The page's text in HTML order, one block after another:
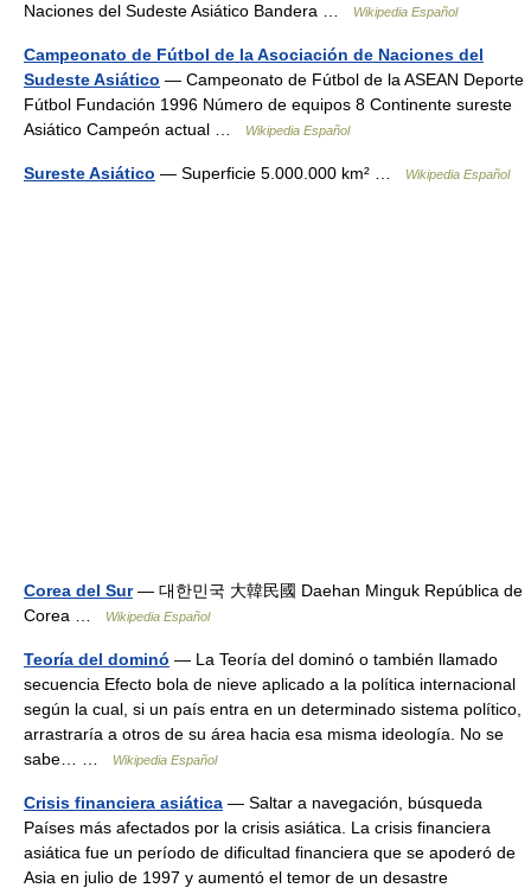
Naciones del Sudeste Asiático Bandera …
Wikipedia Español
Campeonato de Fútbol de la Asociación de Naciones del
Sudeste Asiático — Campeonato de Fútbol de la ASEAN Deporte
Fútbol Fundación 1996 Número de equipos 8 Continente sureste
Asiático Campeón actual …
Wikipedia Español
Sureste Asiático — Superficie 5.000.000 km² … Wikipedia Español
Corea del Sur— 대한민국 大韓民國 Daehan Minguk República de
Corea …
Wikipedia Español
Teoría del dominó — La Teoría del dominó o también llamado
secuencia Efecto bola de nieve aplicado a la política internacional
según la cual, si un país entra en un determinado sistema político,
arrastraría a otros de su área hacia esa misma ideología. No se
sabe… …
Wikipedia Español
Crisis financiera asiática — Saltar a navegación, búsqueda
Países más afectados por la crisis asiática. La crisis financiera
asiática fue un período de dificultad financiera que se apoderó de
Asia en julio de 1997 y aumentó el temor de un desastre